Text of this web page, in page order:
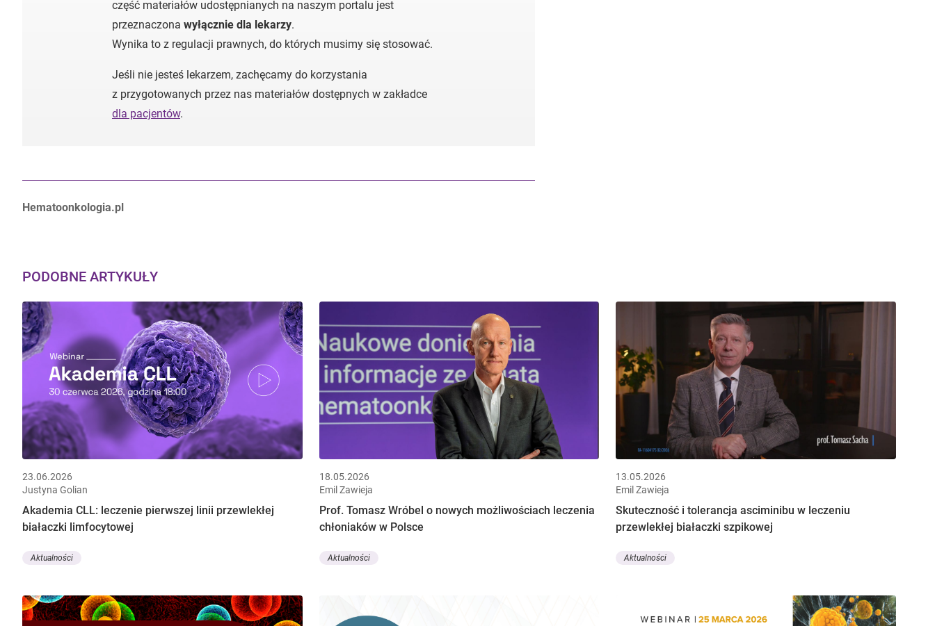
część materiałów udostępnianych na naszym portalu jest
przeznaczona wyłącznie dla lekarzy.
Wynika to z regulacji prawnych, do których musimy się stosować.
Jeśli nie jesteś lekarzem, zachęcamy do korzystania
z przygotowanych przez nas materiałów dostępnych w zakładce
dla pacjentów.
Autorzy:
Hematoonkologia.pl
PODOBNE ARTYKUŁY
23.06.2026
Justyna Golian
Akademia CLL: leczenie pierwszej linii przewlekłej
białaczki limfocytowej
Aktualności
18.05.2026
Emil Zawieja
Prof. Tomasz Wróbel o nowych możliwościach leczenia
chłoniaków w Polsce
Aktualności
13.05.2026
Emil Zawieja
Skuteczność i tolerancja asciminibu w leczeniu
przewlekłej białaczki szpikowej
Aktualności